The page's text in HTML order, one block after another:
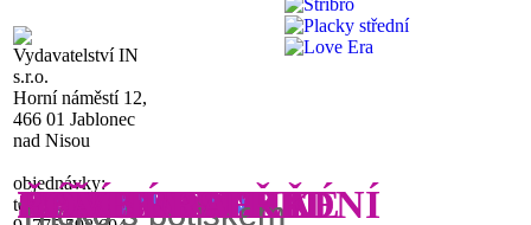
MAGNETKY
ČASOPISIN!
KNIHOMOLKA
FIVE WORDS II
Tričko s potiskem
PLACKY VELKÉ
NÁSLEDUJ MĚ
FIVE WORDS
Tričko s potiskem
NINA
JSEM
Tričko s
SPECIÁL
KNIHY
SLUNCE
BIŽUTERIE
SLUNCE
MARINA
DROBNOSTI
STŘÍBRO
PLACKY STŘEDNÍ
LOVE ERA
Vydavatelství IN
s.r.o.
Horní náměstí 12,
466 01 Jablonec
nad Nisou
objednávky:
tel.: 480 023 408-